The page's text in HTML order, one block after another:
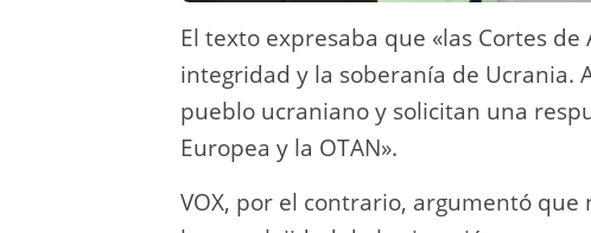
El texto expresaba que «las Cortes
integridad y la soberanía de Ucrania.
pueblo ucraniano y solicitan una
Europea y la OTAN».
VOX, por el contrario, argumentó